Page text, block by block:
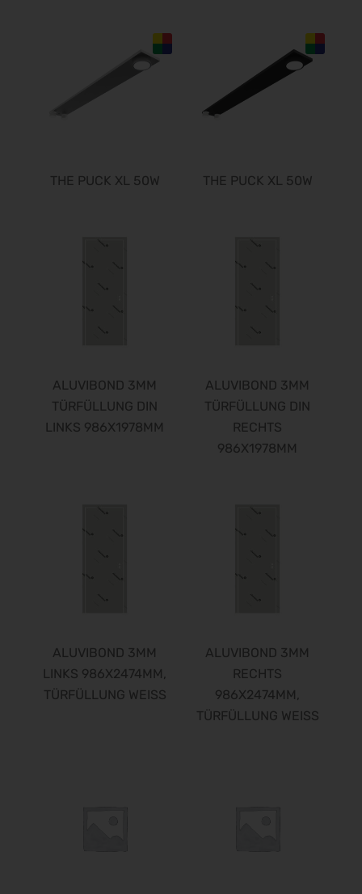
THE PUCK XL 50W THE PUCK XL 50W
ALUVIBOND 3MM
TÜRFÜLLUNG DIN
LINKS 986X1978MM
ALUVIBOND 3MM
TÜRFÜLLUNG DIN
RECHTS
986X1978MM
ALUVIBOND 3MM
LINKS 986X2474MM,
TÜRFÜLLUNG WEISS
ALUVIBOND 3MM
RECHTS
986X2474MM,
TÜRFÜLLUNG WEISS